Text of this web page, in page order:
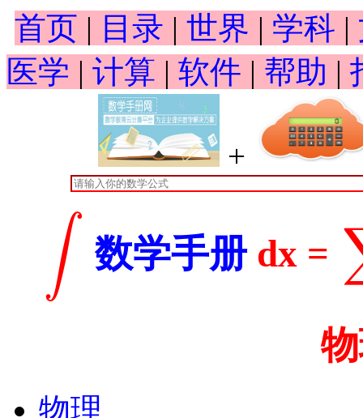
首页 | 目录 | 世界 | 学科 |
医学 | 计算 | 软件 | 帮助 |
+
∫ 数学手册 dx = ∑
物理